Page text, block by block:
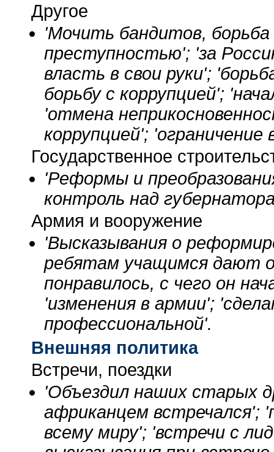
Другое
'Мочить бандитов, борьба
преступностью'; 'за
власть в свои руки';
борьбу с коррупцией';
'отмена
коррупцией'; 'ограничение
Государственное
'Реформы и
контроль над
Армия и вооружение
'Высказывания о
ребятам учащимся дают
понравилось, с чего он
'изменения в армии';
профессиональной'.
Внешняя политика
Встречи, поездки
'Объездил наших старых
африканцем встречался';
всему миру'; 'встречи с